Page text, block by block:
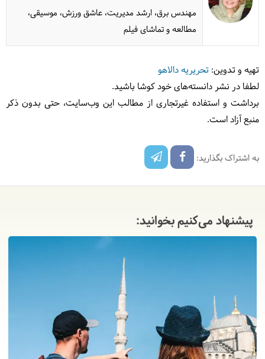
مهندس برق، ارشد مدیریت، عاشق ورزش، موسیقی،
مطالعه و تماشای فیلم
تهیه و تدوین: تحریریه دالاهو
لطفا در نشر دانسته‌های خود کوشا باشید.
برداشت و استفاده غیرتجاری از مطالب این وب‌سایت، حتی بدون ذکر
منبع آزاد است.
به اشتراک بگذارید:
پیشنهاد می‌کنیم بخوانید: